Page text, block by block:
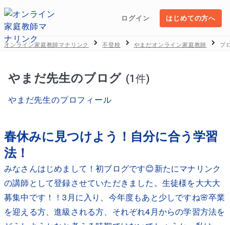
ログイン はじめての方へ
オンライン家庭教師マナリンク 不登校 やまだオンライン家庭教師 ブ
やまだ先生のブログ (1件)
やまだ先生のプロフィール
春休みに見つけよう！自分に合う学習
法！
みなさんはじめまして！初ブログです😊新たにマナリンク
の講師として登録させていただきました。生徒様を大大大
募集中です！！3月に入り、今年度もあと少しですね🌸卒業
を迎える方、進級される方、それぞれ4月からの学習方法を